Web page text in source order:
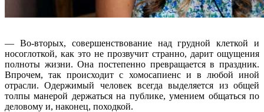
— Во-вторых, совершенствование над грудной клеткой и
носоглоткой, как это не прозвучит странно, дарит ощущения
полноты жизни. Она постепенно превращается в праздник.
Впрочем, так происходит с хомосапиенс и в любой иной
отрасли. Одержимый человек всегда выделяется из общей
толпы манерой держаться на публике, умением общаться по
деловому и, наконец, походкой.